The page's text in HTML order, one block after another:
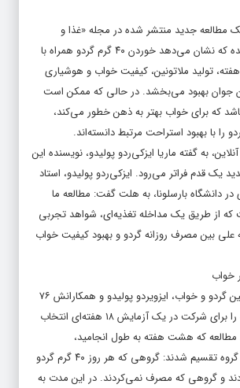
مطالعه‌ جدید منتشر شده در مجله‌ «غذا و
عملکرد» به دست آمده که نشان می‌دهد خوردن ۴۰ گرم گردو همراه با
تولید ملاتونین، کیفیت خواب و هوشیاری
جوان بهبود می‌بخشد. در حالی که ممکن است
که برای خواب بهتر به ذهن خطور می‌کند،
را با بهبود استراحت مرتبط دانسته‌اند.
به گفته‌ ماریا ایزکی‌ردو پولیدو، نویسنده‌ این
یک قدم فراتر می‌رود. ایزکی‌ردو پولیدو، استاد
دانشگاه بارسلونا، به هلت گفت: مطالعه‌ ما
که از طریق یک مداخله‌ تغذیه‌ای، شواهد تجربی
علی بین مصرف روزانه‌ گردو و بهبود کیفیت خواب
خواب
برای بررسی ارتباط بین گردو و خواب، ایزویردو پولیدو و همکارانش ۷۶
جوان ۲۰ تا ۳۵ ساله را برای شرکت در یک آزمایش ۱۸ هفته‌ای انتخاب
مطالعه که هشت هفته به طول انجامید،
شرکت‌کنندگان به دو گروه تقسیم شدند: گروهی که هر روز ۴۰ گرم گردو
و گروهی که مصرف نمی‌کردند. در این مدت به